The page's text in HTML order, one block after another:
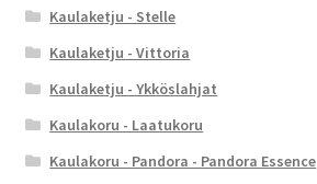
Kaulaketju - Stelle
Kaulaketju - Vittoria
Kaulaketju - Ykköslahjat
Kaulakoru - Laatukoru
Kaulakoru - Pandora - Pandora Essence